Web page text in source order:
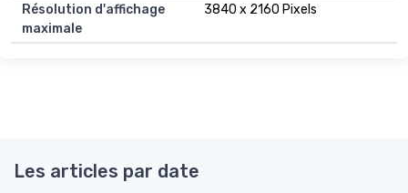
Résolution d'affichage
maximale
3840 x 2160 Pixels
Les articles par date